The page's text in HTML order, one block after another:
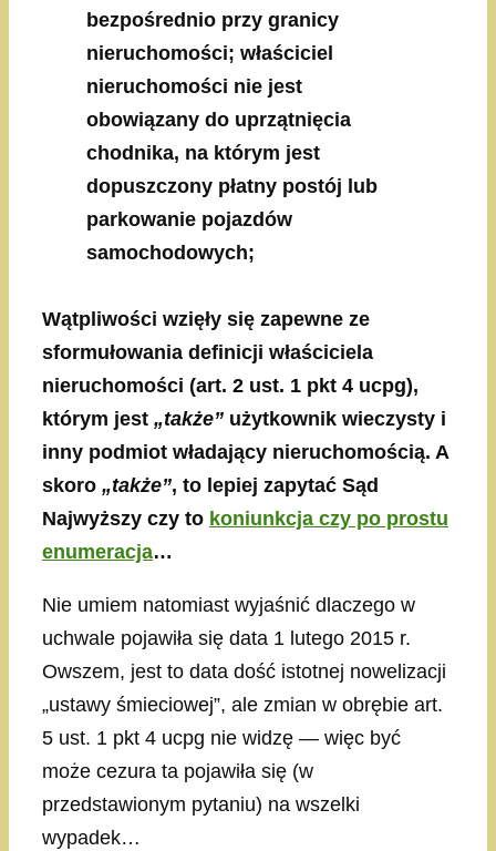
bezpośrednio przy granicy
nieruchomości; właściciel
nieruchomości nie jest
obowiązany do uprzątnięcia
chodnika, na którym jest
dopuszczony płatny postój lub
parkowanie pojazdów
samochodowych;
Wątpliwości wzięły się zapewne ze
sformułowania definicji właściciela
nieruchomości (art. 2 ust. 1 pkt 4 ucpg),
którym jest „także” użytkownik wieczysty i
inny podmiot władający nieruchomością. A
skoro „także”, to lepiej zapytać Sąd
Najwyższy czy to koniunkcja czy po prostu
enumeracja…
Nie umiem natomiast wyjaśnić dlaczego w
uchwale pojawiła się data 1 lutego 2015 r.
Owszem, jest to data dość istotnej nowelizacji
„ustawy śmieciowej”, ale zmian w obrębie art.
5 ust. 1 pkt 4 ucpg nie widzę — więc być
może cezura ta pojawiła się (w
przedstawionym pytaniu) na wszelki
wypadek…